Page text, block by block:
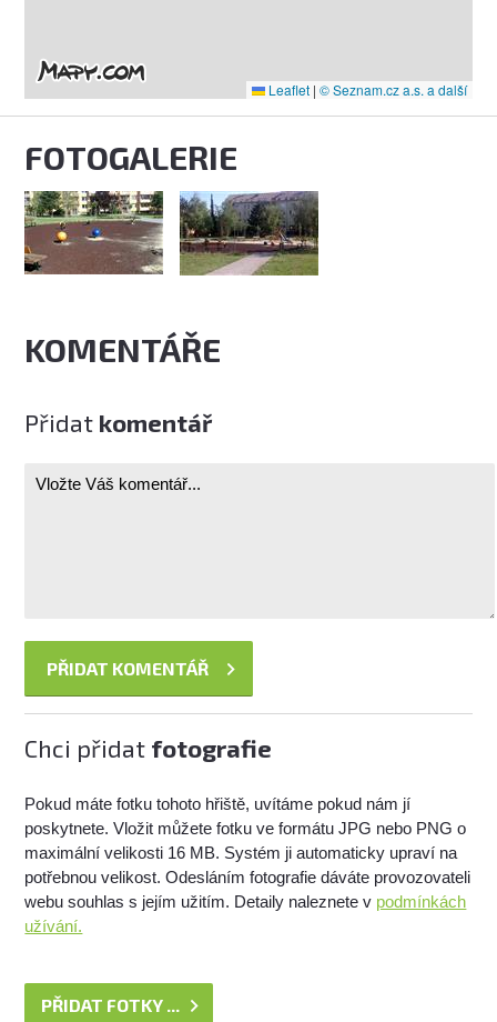
Leaflet | © Seznam.cz a.s. a další
FOTOGALERIE
KOMENTÁŘE
Přidat komentář
Chci přidat fotografie
Pokud máte fotku tohoto hřiště, uvítáme pokud nám jí
poskytnete. Vložit můžete fotku ve formátu JPG nebo PNG o
maximální velikosti 16 MB. Systém ji automaticky upraví na
potřebnou velikost. Odesláním fotografie dáváte provozovateli
webu souhlas s jejím užitím. Detaily naleznete v podmínkách
užívání.
PŘIDAT FOTKY ...